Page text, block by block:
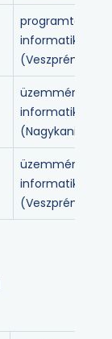
programtervező
informatikus
(Veszprém)
üzemmérnök-
informatikus
(Nagykanizsa)
üzemmérnök-
informatikus
(Veszprém)